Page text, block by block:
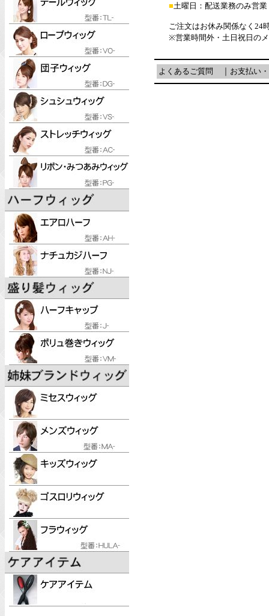
■土曜日：配送業務のみ営業
ご注文はお休み関係なく24
※営業時間外・土日祝日の
よくあるご質問 お支払い